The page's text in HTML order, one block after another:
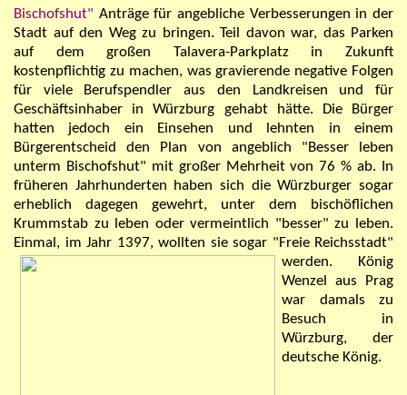
Bischofshut" Anträge für angebliche Verbesserungen in der
Stadt auf den Weg zu bringen. Teil davon war, das Parken
auf dem großen Talavera-Parkplatz in Zukunft
kostenpflichtig zu machen, was gravierende negative Folgen
für viele Berufspendler aus den Landkreisen und für
Geschäftsinhaber in Würzburg gehabt hätte. Die Bürger
hatten jedoch ein Einsehen und lehnten in einem
Bürgerentscheid den Plan von angeblich "Besser leben
unterm Bischofshut" mit großer Mehrheit von 76 % ab. In
früheren Jahrhunderten haben sich die Würzburger sogar
erheblich dagegen gewehrt, unter dem
bischöflichen
Krummstab zu leben oder vermeintlich "besser" zu leben.
Einmal, im Jahr 1397, wollten sie sogar "Freie Reichsstadt"
werden. König
Wenzel aus Prag
war damals zu
Besuch in
Würzburg, der
deutsche König.